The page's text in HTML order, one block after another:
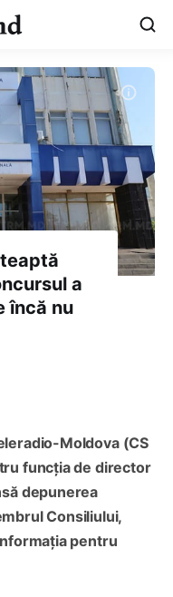
a
încă nu
Moldova (CS
funcția de director
depunerea
Consiliului,
pentru